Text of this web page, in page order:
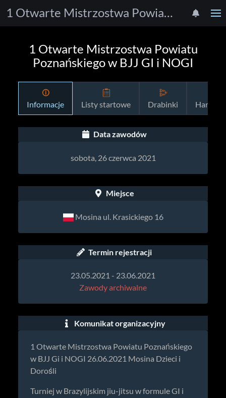
1 Otwarte Mistrzostwa Powiatu Poznańskiego w BJJ GI i NOGI
1 Otwarte Mistrzostwa Powiatu
Poznańskiego w BJJ GI i NOGI
Informacje Listy startowe Drabinki
Data zawodów
sobota, 26 czerwca 2021
Miejsce
Mosina ul. Krasickiego 16
Termin rejestracji
23.05.2021 - 23.06.2021
Zawody archiwalne
Komunikat organizacyjny
1 Otwarte Mistrzostwa Powiatu Poznańskiego
w BJJ Gi i NOGI 26.06.2021 Mosina Dzieci i
Dorośli
Turniej w Brazylijskim jiu-jitsu w formule GI i